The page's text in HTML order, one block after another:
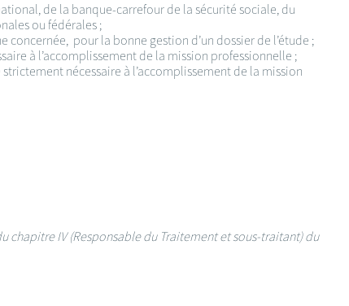
de la banque-carrefour de la sécurité sociale, du
ou fédérales ;
pour la bonne gestion d’un dossier de l’étude ;
à l’accomplissement de la mission professionnelle ;
nécessaire à l’accomplissement de la mission
chapitre IV (Responsable du Traitement et sous-traitant) du